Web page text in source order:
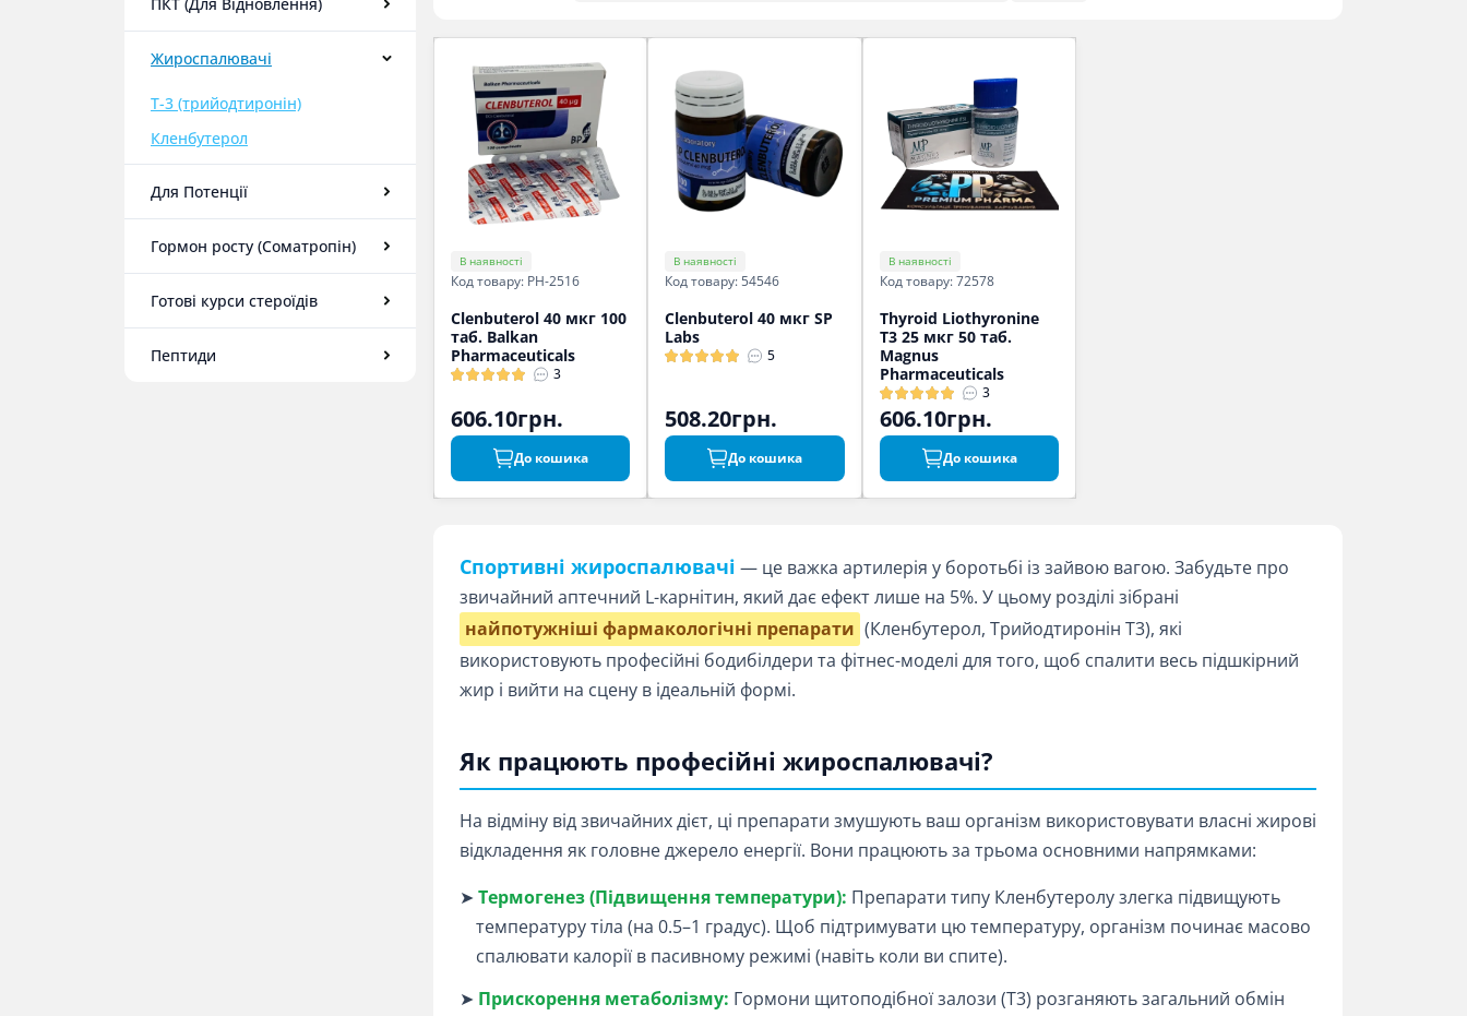
Жироспалювачі
T-3 (трийодтиронін)
Кленбутерол
Для Потенції
Гормон росту (Соматропін)
Готові курси стероїдів
Пептиди
В наявності
Код товару: PH-2516
Clenbuterol 40 мкг 100
таб. Balkan
Pharmaceuticals
3
606.10грн.
До кошика
В наявності
Код товару: 54546
Clenbuterol 40 мкг SP
Labs
5
508.20грн.
До кошика
В наявності
Код товару: 72578
Thyroid Liothyronine
T3 25 мкг 50 таб.
Magnus
Pharmaceuticals
3
606.10грн.
До кошика
Спортивні жироспалювачі — це важка артилерія у боротьбі із зайвою вагою. Забудьте про
звичайний аптечний L-карнітин, який дає ефект лише на 5%. У цьому розділі зібрані
найпотужніші фармакологічні препарати (Кленбутерол, Трийодтиронін Т3), які
використовують професійні бодибілдери та фітнес-моделі для того, щоб спалити весь підшкірний
жир і вийти на сцену в ідеальній формі.
Як працюють професійні жироспалювачі?
На відміну від звичайних дієт, ці препарати змушують ваш організм використовувати власні жирові
відкладення як головне джерело енергії. Вони працюють за трьома основними напрямками:
➤ Термогенез (Підвищення температури): Препарати типу Кленбутеролу злегка підвищують
температуру тіла (на 0.5–1 градус). Щоб підтримувати цю температуру, організм починає масово
спалювати калорії в пасивному режимі (навіть коли ви спите).
➤ Прискорення метаболізму: Гормони щитоподібної залози (Т3) розганяють загальний обмін